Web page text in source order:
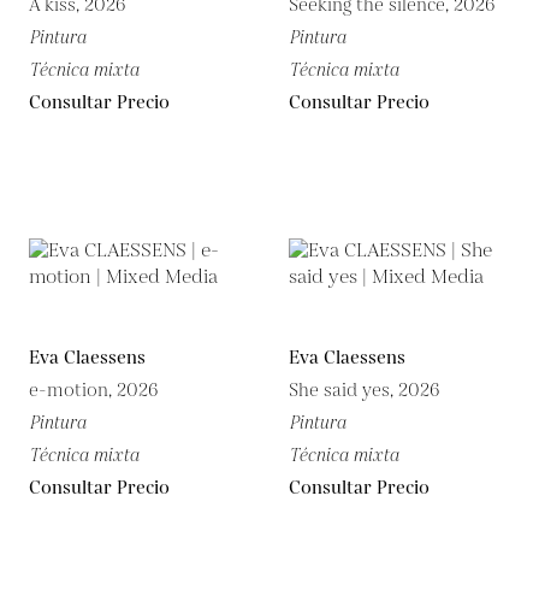
A kiss, 2026
Pintura
Técnica mixta
Consultar Precio
Seeking the silence, 2026
Pintura
Técnica mixta
Consultar Precio
Eva Claessens
e-motion, 2026
Pintura
Técnica mixta
Consultar Precio
Eva Claessens
She said yes, 2026
Pintura
Técnica mixta
Consultar Precio